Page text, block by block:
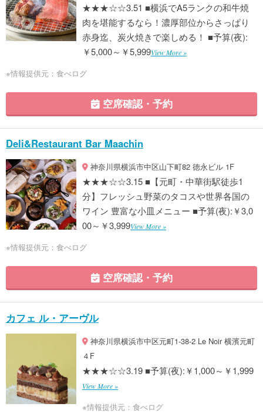
★★★☆☆3.51 ■横浜でA5ランクの和牛焼
肉を堪能するなら！濃厚部位からさっぱり
赤身迄、炭火焼きで楽しめる！ ■予算(夜):
￥5,000～￥5,999View More »
※情報提供元：食べログ
空席確認・予約
Deli&Restaurant Bar Maachin
神奈川県横浜市中区山下町82 徳永ビル 1F
★★★☆☆3.15 ■【元町・中華街駅徒歩1
分】フレッシュ野菜のタコスや世界各国の
ワイン 豊富な小皿メニュー ■予算(夜):￥3,0
00～￥3,999View More »
※情報提供元：食べログ
空席確認・予約
カフェ ル・アーヴル
神奈川県横浜市中区元町1-38-2 Le Noir 横濱元町
４F
★★★☆☆3.19 ■予算(夜):￥1,000～￥1,999
View More »
※情報提供元：食べログ